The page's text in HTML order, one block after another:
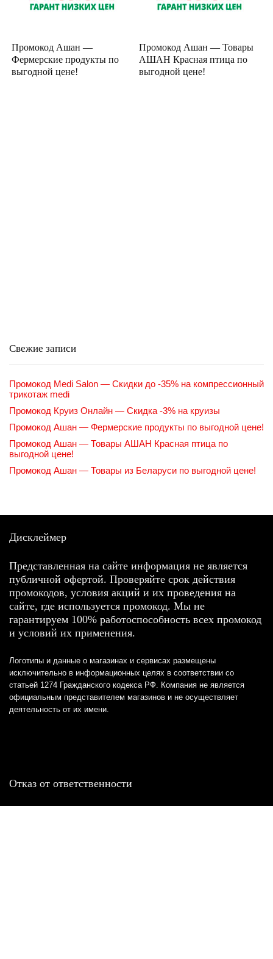
Промокод Ашан —
Фермерские продукты по
выгодной цене!
Промокод Ашан — Товары
АШАН Красная птица по
выгодной цене!
Свежие записи
Промокод Medi Salon — Скидки до -35% на компрессионный
трикотаж medi
Промокод Круиз Онлайн — Скидка -3% на круизы
Промокод Ашан — Фермерские продукты по выгодной цене!
Промокод Ашан — Товары АШАН Красная птица по
выгодной цене!
Промокод Ашан — Товары из Беларуси по выгодной цене!
Дисклеймер
Представленная на сайте информация не является
публичной офертой. Проверяйте срок действия
промокодов, условия акций и их проведения на
сайте, где используется промокод. Мы не
гарантируем 100% работоспособность всех промокод
и условий их применения.
Логотипы и данные о магазинах и сервисах размещены
исключительно в информационных целях в соответствии со
статьей 1274 Гражданского кодекса РФ. Компания не является
официальным представителем магазинов и не осуществляет
деятельность от их имени.
Отказ от ответственности